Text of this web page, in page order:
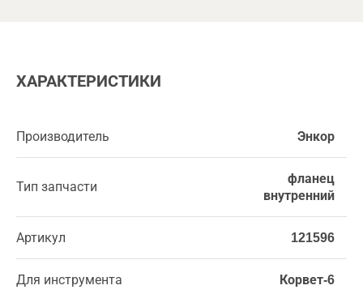
ХАРАКТЕРИСТИКИ
Производитель Энкор
Тип запчасти
фланец
внутренний
Артикул 121596
Для инструмента Корвет-6